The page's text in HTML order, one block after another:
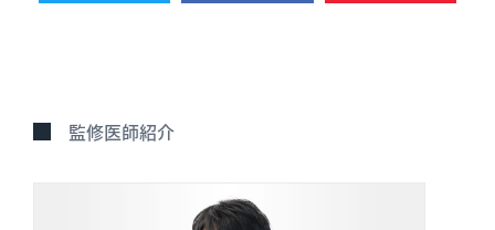
監修医師紹介